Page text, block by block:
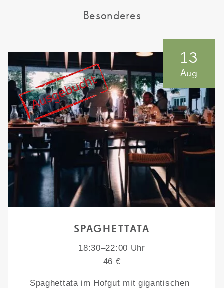
Besonderes
13
Aug
SPAGHETTATA
18:30–22:00 Uhr
46 €
Spaghettata im Hofgut mit gigantischen